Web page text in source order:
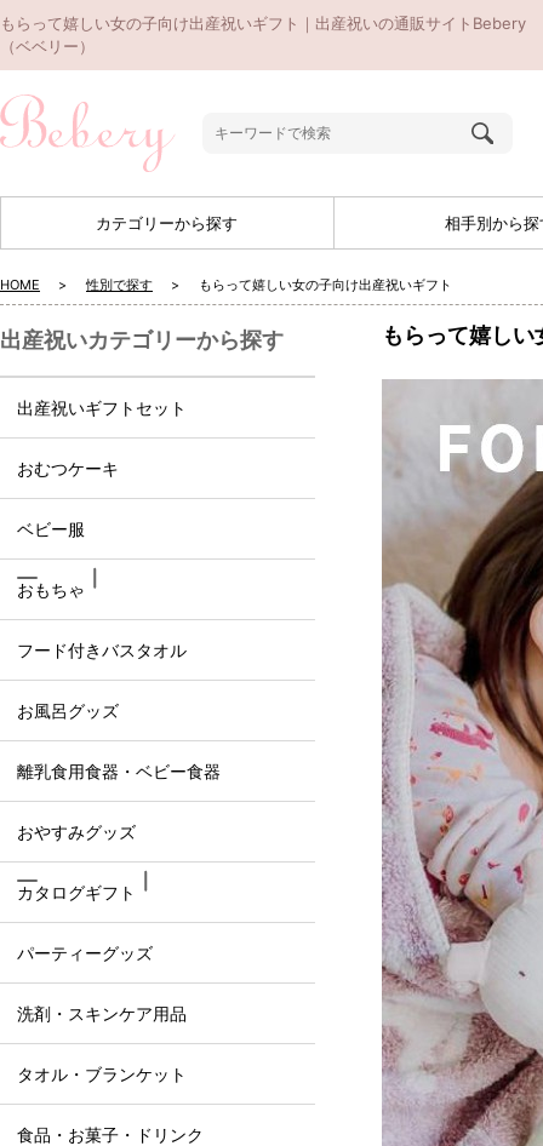
もらって嬉しい女の子向け出産祝いギフト｜出産祝いの通販サイトBebery
（ベベリー）
カテゴリーから探す 相手別から探
HOME 性別で探す もらって嬉しい女の子向け出産祝いギフト
もらって嬉し
出産祝いカテゴリーから探す
出産祝いギフトセット
おむつケーキ
ベビー服
おもちゃ
フード付きバスタオル
お風呂グッズ
離乳食用食器・ベビー食器
おやすみグッズ
カタログギフト
パーティーグッズ
洗剤・スキンケア用品
タオル・ブランケット
食品・お菓子・ドリンク